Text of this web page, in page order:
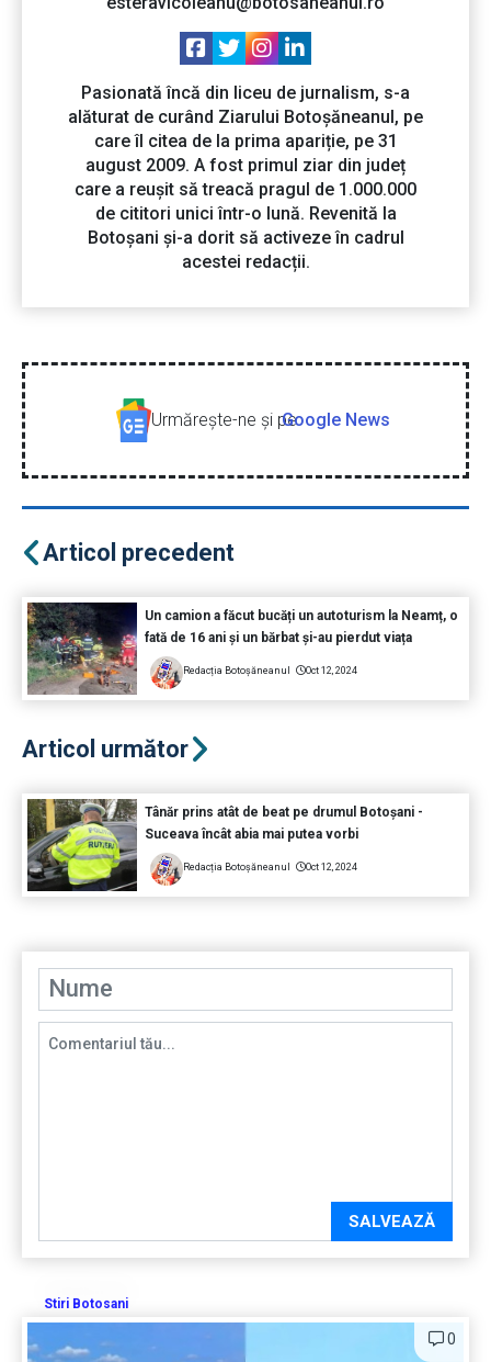
Pasionată încă din liceu de jurnalism, s-a
alăturat de curând Ziarului Botoșăneanul, pe
care îl citea de la prima apariție, pe 31
august 2009. A fost primul ziar din județ
care a reușit să treacă pragul de 1.000.000
de cititori unici într-o lună. Revenită la
Botoșani și-a dorit să activeze în cadrul
acestei redacții.
Urmăreşte-ne şi peGoogle News
Articol precedent
Un camion a făcut bucăți un autoturism la Neamț, o
fată de 16 ani și un bărbat și-au pierdut viața
Redacția Botoșăneanul Oct 12, 2024
Articol următor
Tânăr prins atât de beat pe drumul Botoșani -
Suceava încât abia mai putea vorbi
Redacția Botoșăneanul Oct 12, 2024
SALVEAZĂ
Stiri Botosani
0